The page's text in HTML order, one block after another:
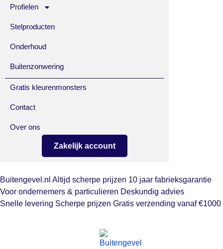
Profielen
Stelproducten
Onderhoud
Buitenzonwering
Gratis kleurenmonsters
Contact
Over ons
Zakelijk account
Buitengevel.nl Altijd scherpe prijzen 10 jaar fabrieksgarantie
Voor ondernemers & particulieren Deskundig advies
Snelle levering Scherpe prijzen Gratis verzending vanaf €1000